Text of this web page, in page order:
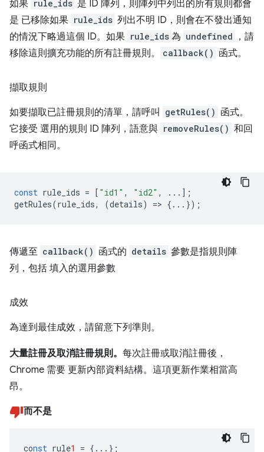
如果 rule_ids 是 ID 陣列，則陣列中列出的所有規則都會
是 已移除如果 rule_ids 列出不明 ID，則會在不發出通知
的情況下略過這個 ID。如果 rule_ids 為 undefined
，請
移除這則擴充功能的所有註冊規則。
callback() 函式。
擷取規則
如要擷取已註冊規則的清單，請呼叫 getRules() 函式。
它接受 選用的規則 ID 陣列，語意與 removeRules() 和回
呼函式相同。
const rule_ids = [ "id1" , "id2" ,
...];
getRules(rule_ids, (details) => {...});
傳遞至 callback() 函式的 details 參數是指規則陣
列，包括 填入的選用參數
成效
為達到最佳成效，請留意下列準則。
大量註冊及取消註冊規則。 每次註冊或取消註冊後，
Chrome 需要 更新內部資料結構。這項更新作業相當高
昂。
而不是
const rule1 = { ... } ;